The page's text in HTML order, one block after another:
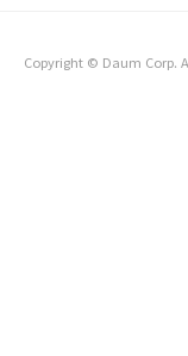
Copyright © Daum Corp.